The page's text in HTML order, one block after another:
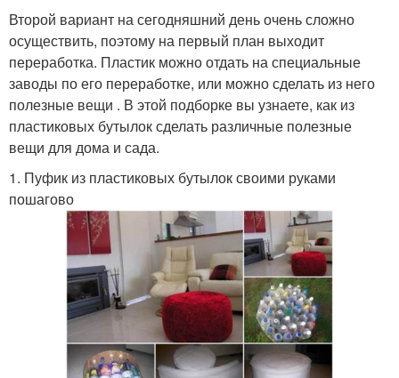
Второй вариант на сегодняшний день очень сложно
осуществить, поэтому на первый план выходит
переработка. Пластик можно отдать на специальные
заводы по его переработке, или можно сделать из него
полезные вещи . В этой подборке вы узнаете, как из
пластиковых бутылок сделать различные полезные
вещи для дома и сада.
1. Пуфик из пластиковых бутылок своими руками
пошагово